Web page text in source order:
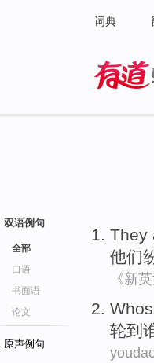
词典
双语例句
全部
口语
书面语
论文
原声例句
They
他们
《新
轮到